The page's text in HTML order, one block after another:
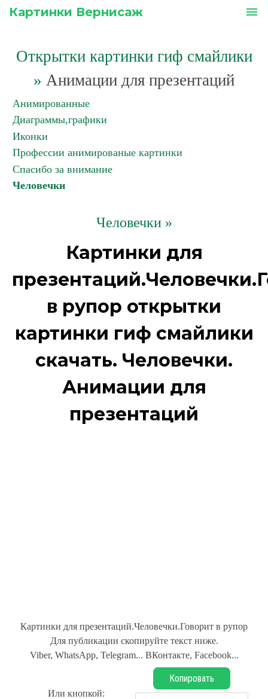
Картинки Вернисаж menu
Открытки картинки гиф смайлики
» Анимации для презентаций
Анимированные
Диаграммы,графики
Иконки
Профессии анимированые картинки
Спасибо за внимание
Человечки
Человечки »
Картинки для
в рупор открытки
картинки гиф смайлики
скачать. Человечки.
Анимации для
презентаций
Картинки для презентаций.Человечки.Говорит в рупор
Для публикации скопируйте текст ниже.
Viber, WhatsApp, Telegram... ВКонтакте, Facebook...
Или кнопкой:
Копировать